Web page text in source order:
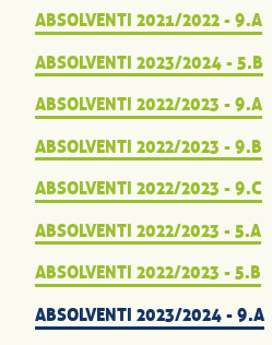
ABSOLVENTI 2021/2022 - 9.A
ABSOLVENTI 2023/2024 - 5.B
ABSOLVENTI 2022/2023 - 9.A
ABSOLVENTI 2022/2023 - 9.B
ABSOLVENTI 2022/2023 - 9.C
ABSOLVENTI 2022/2023 - 5.A
ABSOLVENTI 2022/2023 - 5.B
ABSOLVENTI 2023/2024 - 9.A